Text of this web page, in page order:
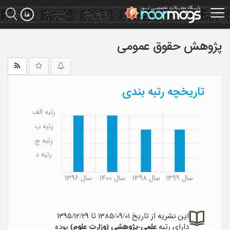
Skip
to
main
پژوهش حقوق عمومی
تاریخچه رتبه بندی
سال 1396 سال 1400 سال 1398 سال 1399
رتبه د
رتبه ج
رتبه ب
رتبه الف
این نشریه از تاریخ 1385/09/01 تا 1395/12/29
دارای رتبه علمی-پژوهشی (وزارت علوم) بوده